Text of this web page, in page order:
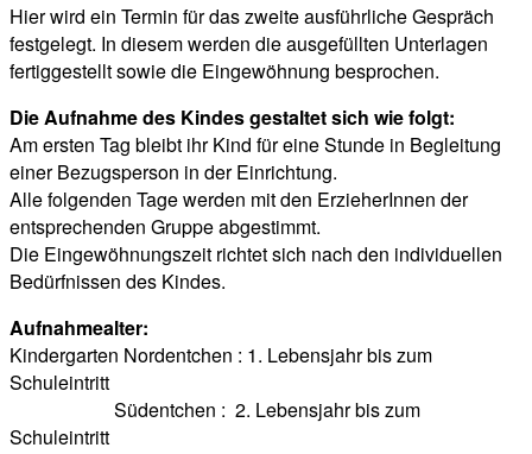
Hier wird ein Termin für das zweite ausführliche Gespräch
festgelegt. In diesem werden die ausgefüllten Unterlagen
fertiggestellt sowie die Eingewöhnung besprochen.
Die Aufnahme des Kindes gestaltet sich wie folgt:
Am ersten Tag bleibt ihr Kind für eine Stunde in Begleitung
einer Bezugsperson in der Einrichtung.
Alle folgenden Tage werden mit den ErzieherInnen der
entsprechenden Gruppe abgestimmt.
Die Eingewöhnungszeit richtet sich nach den individuellen
Bedürfnissen des Kindes.
Aufnahmealter:
Kindergarten Nordentchen ­: 1. Lebensjahr bis zum
Schuleintritt
Südentchen : 2. Lebensjahr bis zum
Schuleintritt